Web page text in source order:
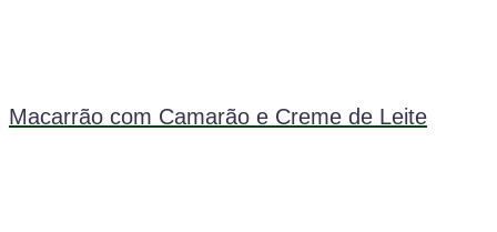
Macarrão com Camarão e Creme de Leite